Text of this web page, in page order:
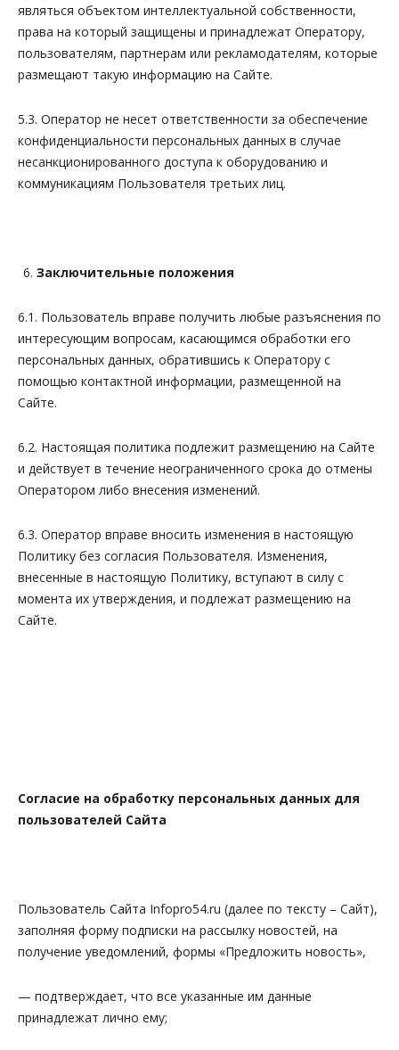
являться объектом интеллектуальной собственности,
права на который защищены и принадлежат Оператору,
пользователям, партнерам или рекламодателям, которые
размещают такую информацию на Сайте.
5.3. Оператор не несет ответственности за обеспечение
конфиденциальности персональных данных в случае
несанкционированного доступа к оборудованию и
коммуникациям Пользователя третьих лиц.
Заключительные положения
6.1. Пользователь вправе получить любые разъяснения по
интересующим вопросам, касающимся обработки его
персональных данных, обратившись к Оператору с
помощью контактной информации, размещенной на
Сайте.
6.2. Настоящая политика подлежит размещению на Сайте
и действует в течение неограниченного срока до отмены
Оператором либо внесения изменений.
6.3. Оператор вправе вносить изменения в настоящую
Политику без согласия Пользователя. Изменения,
внесенные в настоящую Политику, вступают в силу с
момента их утверждения, и подлежат размещению на
Сайте.
Согласие на обработку персональных данных для
пользователей Сайта
Пользователь Сайта Infopro54.ru (далее по тексту – Сайт),
заполняя форму подписки на рассылку новостей, на
получение уведомлений, формы «Предложить новость»,
— подтверждает, что все указанные им данные
принадлежат лично ему;